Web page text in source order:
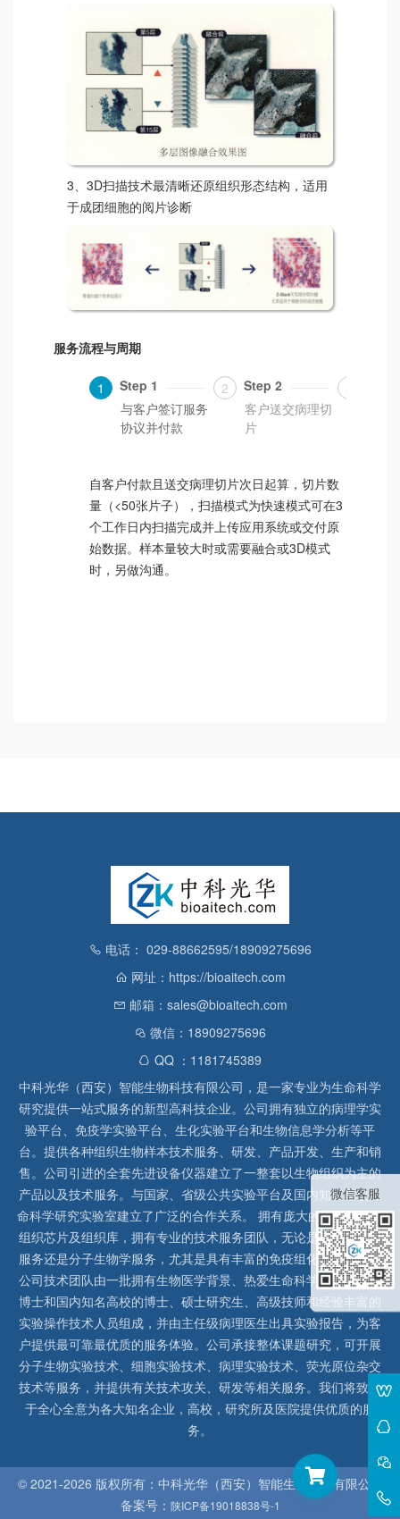
3、3D扫描技术最清晰还原组织形态结构，适用
于成团细胞的阅片诊断
服务流程与周期
1
Step 1
与客户签订服务
协议并付款
2
Step 2
客户送交病理切
片
自客户付款且送交病理切片次日起算，切片数
量（<50张片子），扫描模式为快速模式可在3
个工作日内扫描完成并上传应用系统或交付原
始数据。样本量较大时或需要融合或3D模式
时，另做沟通。
电话： 029-88662595/18909275696
网址：https://bioaitech.com
邮箱：sales@bioaitech.com
微信：18909275696
QQ ：1181745389
中科光华（西安）智能生物科技有限公司，是一家专业为生命科学
研究提供一站式服务的新型高科技企业。公司拥有独立的病理学实
验平台、免疫学实验平台、生化实验平台和生物信息学分析等平
台。提供各种组织生物样本技术服务、研发、产品开发、生产和销
售。公司引进的全套先进设备仪器建立了一整套以生物组织为主的
产品以及技术服务。与国家、省级公共实验平台及国内知名高校生
命科学研究实验室建立了广泛的合作关系。 拥有庞大的石蜡、冰冻
组织芯片及组织库，拥有专业的技术服务团队，无论是形态病理学
服务还是分子生物学服务，尤其是具有丰富的免疫组化实验经验，
公司技术团队由一批拥有生物医学背景、热爱生命科学研究的留美
博士和国内知名高校的博士、硕士研究生、高级技师和经验丰富的
实验操作技术人员组成，并由主任级病理医生出具实验报告，为客
户提供最可靠最优质的服务体验。公司承接整体课题研究，可开展
分子生物实验技术、细胞实验技术、病理实验技术、荧光原位杂交
技术等服务，并提供有关技术攻关、研发等相关服务。我们将致力
于全心全意为各大知名企业，高校，研究所及医院提供优质的服
务。
© 2021-2026 版权所有：中科光华（西安）智能生物科技有限公司
备案号： 陕ICP备19018838号-1
微信客服